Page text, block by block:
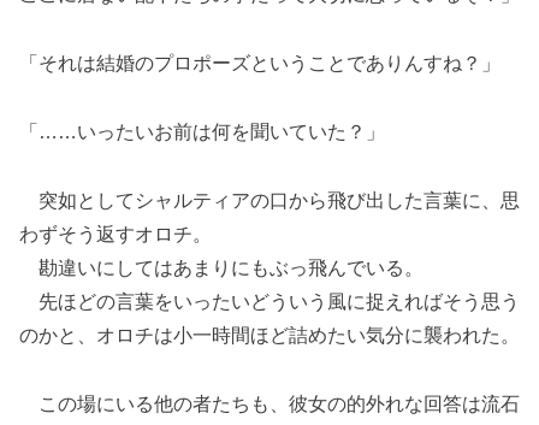
「それは結婚のプロポーズということでありんすね？」
「……いったいお前は何を聞いていた？」
突如としてシャルティアの口から飛び出した言葉に、思
わずそう返すオロチ。
勘違いにしてはあまりにもぶっ飛んでいる。
先ほどの言葉をいったいどういう風に捉えればそう思う
のかと、オロチは小一時間ほど詰めたい気分に襲われた。
この場にいる他の者たちも、彼女の的外れな回答は流石